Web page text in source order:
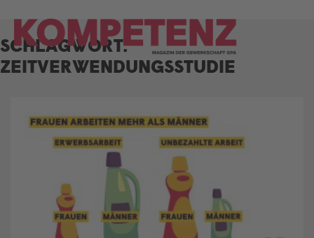
content
SCHLAGWORT:
ZEITVERWENDUNGSSTUDIE